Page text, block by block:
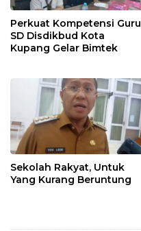
Perkuat Kompetensi Guru
SD Disdikbud Kota
Kupang Gelar Bimtek
Sekolah Rakyat, Untuk
Yang Kurang Beruntung